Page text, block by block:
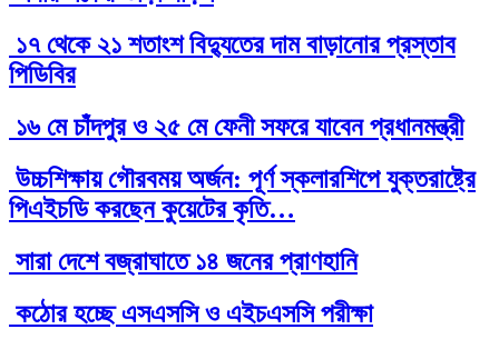
১৭ থেকে ২১ শতাংশ বিদ্যুতের দাম বাড়ানোর প্রস্তাব
পিডিবির
১৬ মে চাঁদপুর ও ২৫ মে ফেনী সফরে যাবেন প্রধানমন্ত্রী
উচ্চশিক্ষায় গৌরবময় অর্জন: পূর্ণ স্কলারশিপে যুক্তরাষ্ট্রে
পিএইচডি করছেন কুয়েটের কৃতি…
সারা দেশে বজ্রাঘাতে ১৪ জনের প্রাণহানি
কঠোর হচ্ছে এসএসসি ও এইচএসসি পরীক্ষা